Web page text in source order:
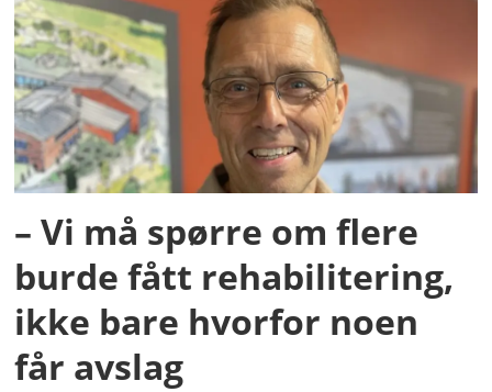
– Vi må spørre om flere
burde fått rehabilitering,
ikke bare hvorfor noen
får avslag